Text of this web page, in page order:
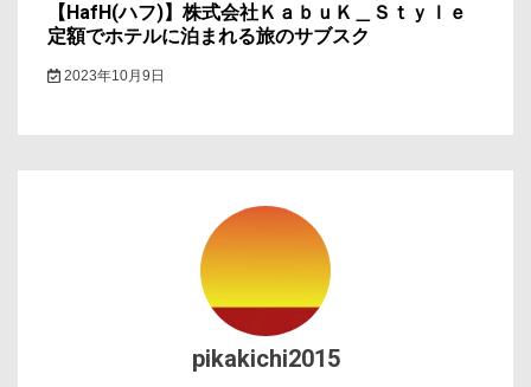
【HafH(ハフ)】株式会社ＫａｂｕＫ＿Ｓｔｙｌｅ
定額でホテルに泊まれる旅のサブスク
2023年10月9日
pikakichi2015